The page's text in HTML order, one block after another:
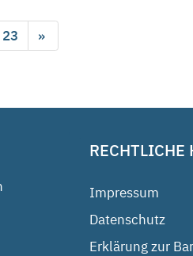
23 »
RECHTLICHE
Impressum
Datenschutz
Erklärung zur